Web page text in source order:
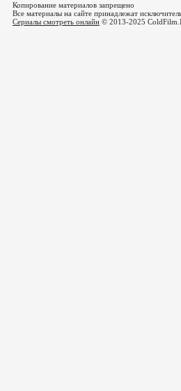
Копирование материалов запрещено
Все материалы на сайте принадлежат
Сериалы смотреть онлайн © 2013-2025